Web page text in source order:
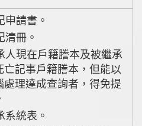
申請書。
清冊。
亡記事戶籍謄本，但能以
處理達成查詢者，得免提
系統表。